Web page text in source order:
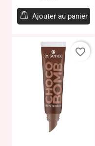
Ajouter au panier
favorite_border